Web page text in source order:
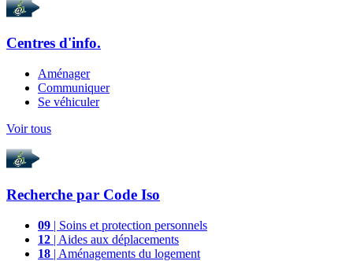
Centres d'info.
Aménager
Communiquer
Se véhiculer
Voir tous
Recherche par Code Iso
09 | Soins et protection personnels
12 | Aides aux déplacements
18 | Aménagements du logement